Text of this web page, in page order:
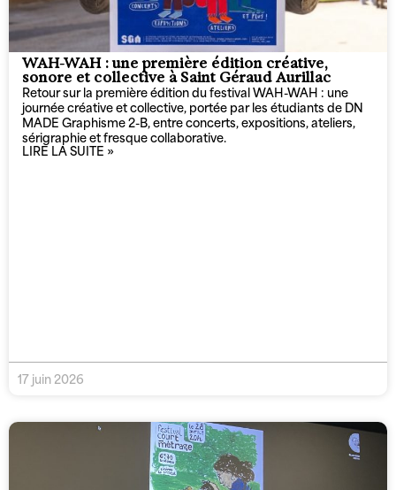
WAH-WAH : une première édition créative,
sonore et collective à Saint Géraud Aurillac
Retour sur la première édition du festival WAH-WAH : une
journée créative et collective, portée par les étudiants de DN
MADE Graphisme 2-B, entre concerts, expositions, ateliers,
sérigraphie et fresque collaborative.
LIRE LA SUITE »
17 juin 2026